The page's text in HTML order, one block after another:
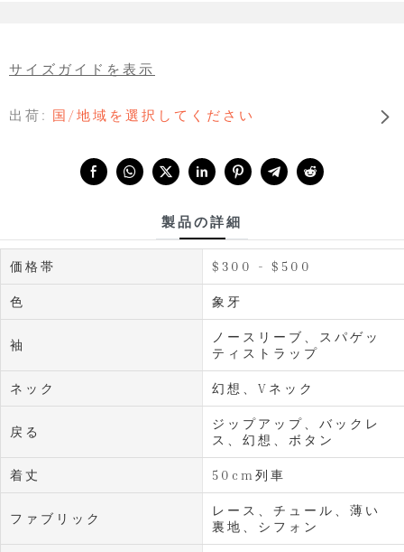
出荷: 国/地域を選択してください
サイズガイドを表示
製品の詳細
価格帯 $300 - $500
色 象牙
袖
ノースリーブ、スパゲッ
ティストラップ
ネック 幻想、Vネック
戻る
ジップアップ、バックレ
ス、幻想、ボタン
着丈 50cm列車
ファブリック
レース、チュール、薄い
裏地、シフォン